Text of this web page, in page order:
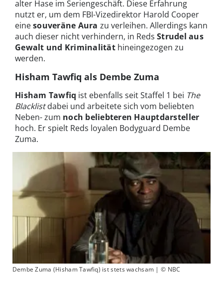
alter Hase im Seriengeschäft. Diese Erfahrung
nutzt er, um dem FBI-Vizedirektor Harold Cooper
einesouveräne Aura zu verleihen. Allerdings kann
auch dieser nicht verhindern, in Reds Strudel aus
Gewalt und Kriminalitäthineingezogen zu
werden.
Hisham Tawfiq als Dembe Zuma
Hisham Tawfiq ist ebenfalls seit Staffel 1 bei The
Blacklistdabei und arbeitete sich vom beliebten
Neben- zum noch beliebteren Hauptdarsteller
hoch. Er spielt Reds loyalen Bodyguard Dembe
Zuma.
Dembe Zuma (Hisham Tawfiq) ist stets wachsam | © NBC